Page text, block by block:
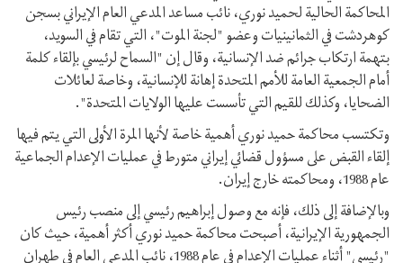
المحاكمة الحالية لحميد نوري، نائب مساعد المدعي العام الإيراني بسجن
كوهردشت في الثمانينيات وعضو "لجنة الموت"، التي تقام في السويد،
بتهمة ارتكاب جرائم ضد الإنسانية، وقال إن "السماح لرئيسي بإلقاء كلمة
أمام الجمعية العامة للأمم المتحدة إهانة للإنسانية، وخاصة لعائلات
الضحايا، وكذلك للقيم التي تأسست عليها الولايات المتحدة".
وتكتسب محاكمة حميد نوري أهمية خاصة لأنها المرة الأولى التي يتم فيها
إلقاء القبض على مسؤول قضائي إيراني متورط في عمليات الإعدام الجماعية
عام 1988، ومحاكمته خارج إيران.
وبالإضافة إلى ذلك، فإنه مع وصول إبراهيم رئيسي إلى منصب رئيس
الجمهورية الإيرانية، أصبحت محاكمة حميد نوري أكثر أهمية، حيث كان